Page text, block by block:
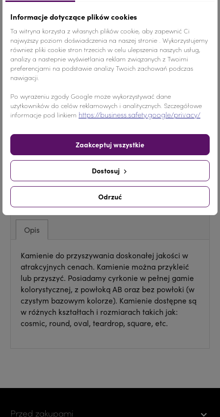
Kolor Fuksja
Materiał Szkło
Ilość 1 SZTUKA
Nr.Kategorii 232b
Udostępnij
UdostępnijTweetujPinterest
Opis
Kamienie do przyszywania doskonałej jakości w
atrakcyjnych cenach. Kamienie można przykleić
lub przyszyć. Posiadamy cyrkonie w pełnej gamie
kolorystycznej, z powłoką AB oraz bez powłoki (w
czystym bazowym kolorze). Kamienie dostępne są
w różnych kształtach i rozmiarach takich jak:
cosmic, round, oval, teardrop, square, etc.
Przed zakupami
Informacje dotyczące plików cookies
Ta witryna korzysta z własnych plików cookie, aby zapewnić Ci
najwyższy poziom doświadczenia na naszej stronie . Wykorzystujemy
również pliki cookie stron trzecich w celu ulepszenia naszych usług,
analizy a nastepnie wyświetlania reklam związanych z Twoimi
preferencjami na podstawie analizy Twoich zachowań podczas
nawigacji.
Po wyrażeniu zgody Google może wykorzystywać dane
użytkowników do celów reklamowych i analitycznych. Szczegółowe
informacje pod linkiem https://business.safety.google/privacy/
Odrzuć
Dostosuj
Zaakceptuj wszystkie